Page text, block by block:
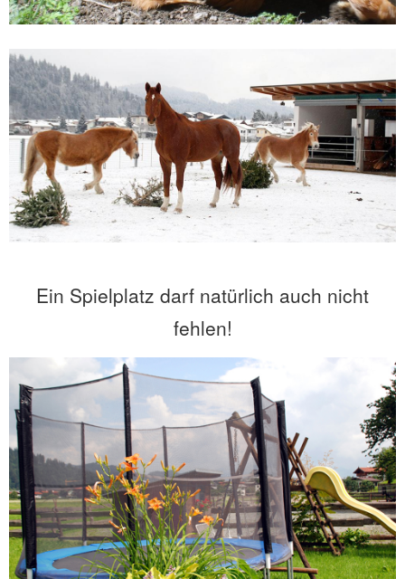
Ein Spielplatz darf natürlich auch nicht
fehlen!